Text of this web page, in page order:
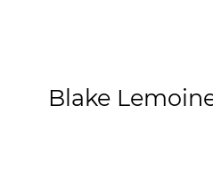
Blake